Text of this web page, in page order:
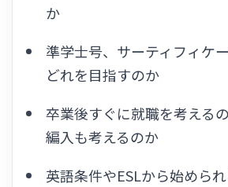
か
準学士号、サーティフィケ
どれを目指すのか
卒業後すぐに就職を考える
編入も考えるのか
英語条件やESLから始めら